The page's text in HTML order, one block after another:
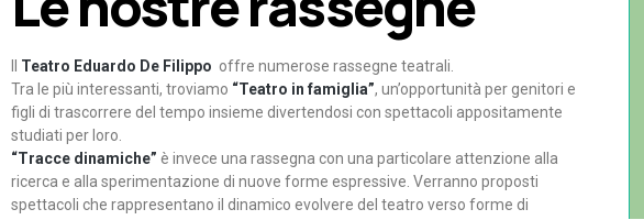
Teatro Eduardo De Filippo offre numerose rassegne teatrali.
Tra le più interessanti, troviamo “Teatro in famiglia”, un’opportunità per genitori e
figli di trascorrere del tempo insieme divertendosi con spettacoli appositamente
studiati per loro.
“Tracce dinamiche” è invece una rassegna con una particolare attenzione alla
ricerca e alla sperimentazione di nuove forme espressive. Verranno proposti
spettacoli che rappresentano il dinamico evolvere del teatro verso forme di